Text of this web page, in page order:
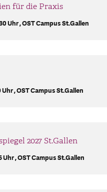
21 22 23
30
für die Praxis
Uhr ,OST Campus St.Gallen
Uhr ,OST Campus St.Gallen
2027 St.Gallen
Uhr ,OST Campus St.Gallen